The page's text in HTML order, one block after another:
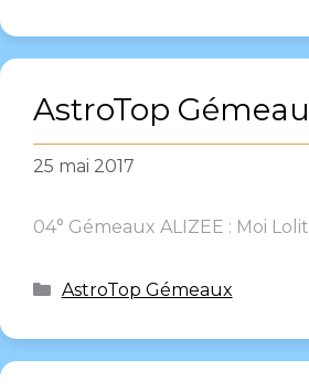
AstroTop
25 mai 2017
04° Gémeaux ALIZEE : Moi
AstroTop Gémeaux